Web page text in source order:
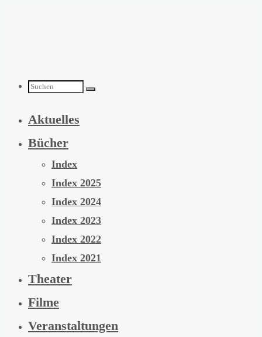
Suchen
nach:
Aktuelles
Bücher
Index
Index 2025
Index 2024
Index 2023
Index 2022
Index 2021
Theater
Filme
Veranstaltungen